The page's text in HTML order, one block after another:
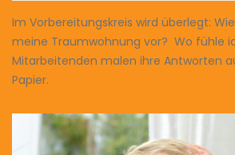
Im Vorbereitungskreis wird überlegt:
meine Traumwohnung vor? Wo fühle
Mitarbeitenden malen ihre Antworten
Papier.